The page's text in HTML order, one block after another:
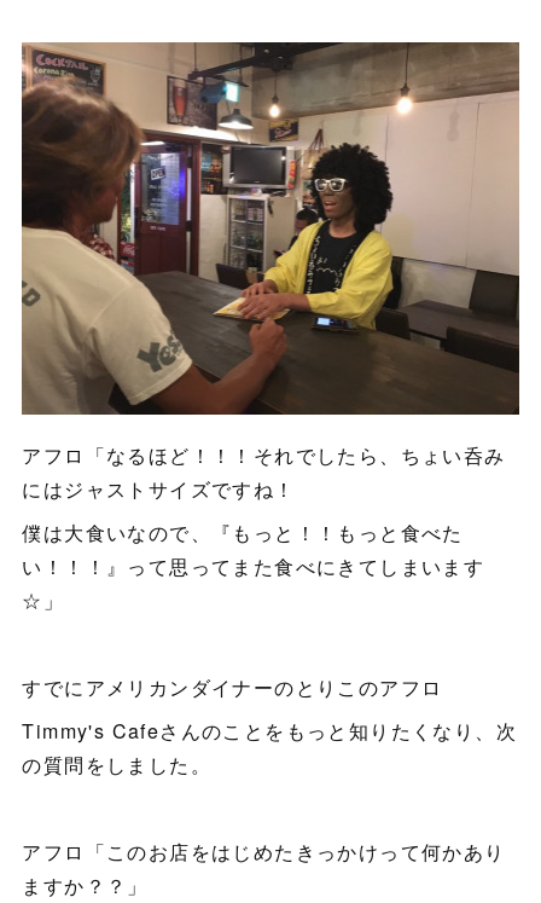
アフロ「なるほど！！！それでしたら、ちょい呑み
にはジャストサイズですね！
僕は大食いなので、『もっと！！もっと食べた
い！！！』って思ってまた食べにきてしまいます
☆」
すでにアメリカンダイナーのとりこのアフロ
Timmy's Cafeさんのことをもっと知りたくなり、次
の質問をしました。
アフロ「このお店をはじめたきっかけって何かあり
ますか？？」